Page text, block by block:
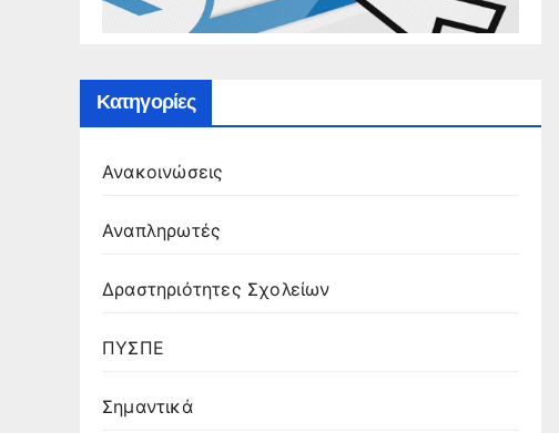
Κατηγορίες
Ανακοινώσεις
Αναπληρωτές
Δραστηριότητες Σχολείων
ΠΥΣΠΕ
Σημαντικά